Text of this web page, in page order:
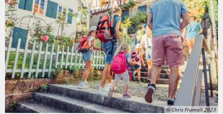
© Chris Frumolt 2023